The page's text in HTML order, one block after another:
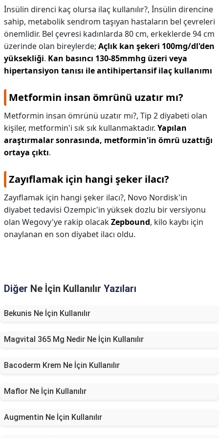
İnsülin direnci kaç olursa ilaç kullanılır?, İnsülin direncine
sahip, metabolik sendrom taşıyan hastaların bel çevreleri
önemlidir. Bel çevresi kadınlarda 80 cm, erkeklerde 94 cm
üzerinde olan bireylerde; Açlık kan şekeri 100mg/dl'den
yüksekliği. Kan basıncı 130-85mmhg üzeri veya
hipertansiyon tanısı ile antihipertansif ilaç kullanımı
Metformin insan ömrünü uzatır mı?
Metformin insan ömrünü uzatır mı?, Tip 2 diyabeti olan
kişiler, metformin'i sık sık kullanmaktadır. Yapılan
araştırmalar sonrasında, metformin'in ömrü uzattığı
ortaya çıktı.
Zayıflamak için hangi şeker ilacı?
Zayıflamak için hangi şeker ilacı?, Novo Nordisk'in
diyabet tedavisi Ozempic'in yüksek dozlu bir versiyonu
olan Wegovy'ye rakip olacakZepbound, kilo kaybı için
onaylanan en son diyabet ilacı oldu.
Diğer Ne İçin Kullanılır Yazıları
Bekunis Ne İçin Kullanılır
Magvital 365 Mg Nedir Ne İçin Kullanılır
Bacoderm Krem Ne İçin Kullanılır
Maflor Ne İçin Kullanılır
Augmentin Ne İçin Kullanılır